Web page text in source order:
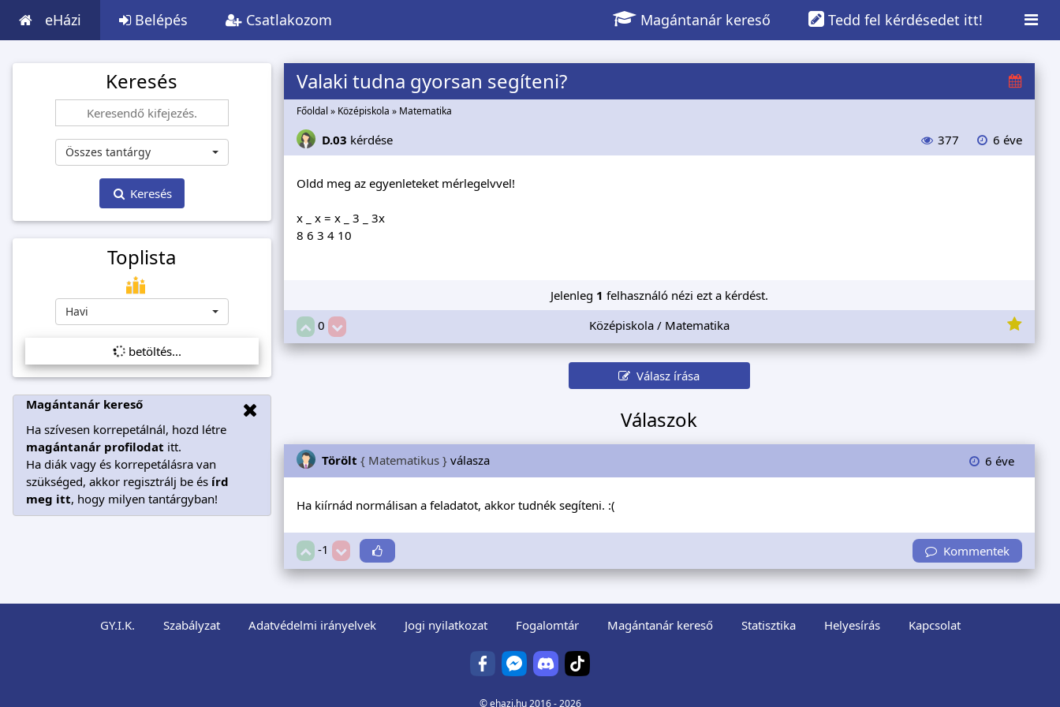
eHázi Belépés Csatlakozom Tedd fel kérdésedet itt!
Magántanár kereső
Keresés
Összes tantárgy
Keresés
Toplista
Havi
betöltés...
Magántanár kereső
Ha szívesen korrepetálnál, hozd létre
magántanár profilodat itt.
Ha diák vagy és korrepetálásra van
szükséged, akkor regisztrálj be és írd
meg itt, hogy milyen tantárgyban!
Valaki tudna gyorsan segíteni?
Főoldal » Középiskola » Matematika
D.03 kérdése 377 6 éve
Oldd meg az egyenleteket mérlegelvvel!
x _ x = x _ 3 _ 3x
8 6 3 4 10
Jelenleg 1 felhasználó nézi ezt a kérdést.
0
Középiskola / Matematika
Válasz írása
Válaszok
Törölt { Matematikus }válasza 6 éve
Ha kiírnád normálisan a feladatot, akkor tudnék segíteni. :(
-1 Kommentek
GY.I.K. Szabályzat Adatvédelmi irányelvek Jogi nyilatkozat Fogalomtár Magántanár kereső Statisztika Helyesírás Kapcsolat
©ehazi.hu2016 - 2026